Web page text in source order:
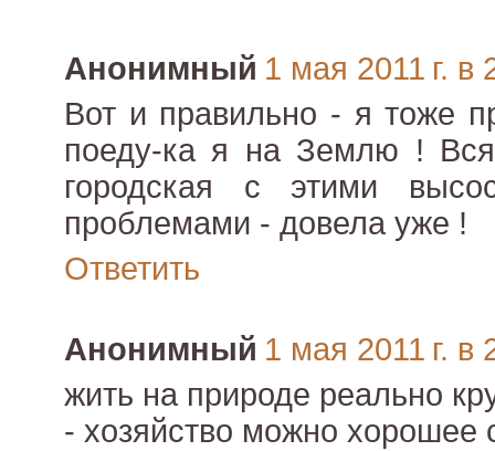
Анонимный 1 мая 2011 г. в
Вот и правильно - я тоже
поеду-ка я на Землю !
городская с этими
проблемами - довела уже !
Ответить
Анонимный 1 мая 2011 г. в
жить на природе реально
- хозяйство можно хорошее